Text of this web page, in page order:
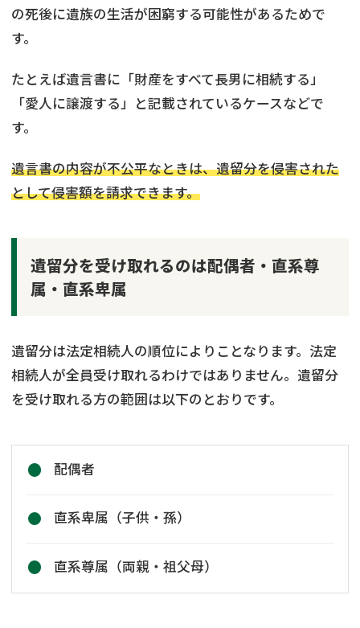
の死後に遺族の生活が困窮する可能性があるためで
す。
たとえば遺言書に「財産をすべて長男に相続する」
「愛人に譲渡する」と記載されているケースなどで
す。
遺言書の内容が不公平なときは、遺留分を侵害された
として侵害額を請求できます。
遺留分を受け取れるのは配偶者・直系尊
属・直系卑属
遺留分は法定相続人の順位によりことなります。法定
相続人が全員受け取れるわけではありません。遺留分
を受け取れる方の範囲は以下のとおりです。
配偶者
直系卑属（子供・孫）
直系尊属（両親・祖父母）